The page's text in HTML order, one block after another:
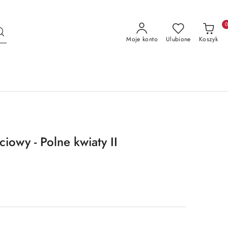
Moje konto Ulubione Koszyk
0
- Polne kwiaty II